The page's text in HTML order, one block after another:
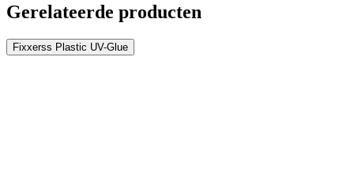
Gerelateerde producten
Fixxerss Plastic UV-Glue